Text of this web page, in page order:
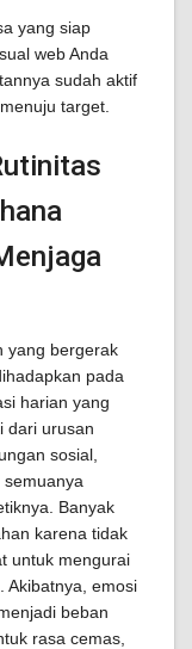
yang siap
web Anda
sudah aktif
target.
yang bergerak
pada
harian yang
dari urusan
sosial,
Banyak
karena tidak
untuk mengurai
Akibatnya, emosi
beban
rasa cemas,